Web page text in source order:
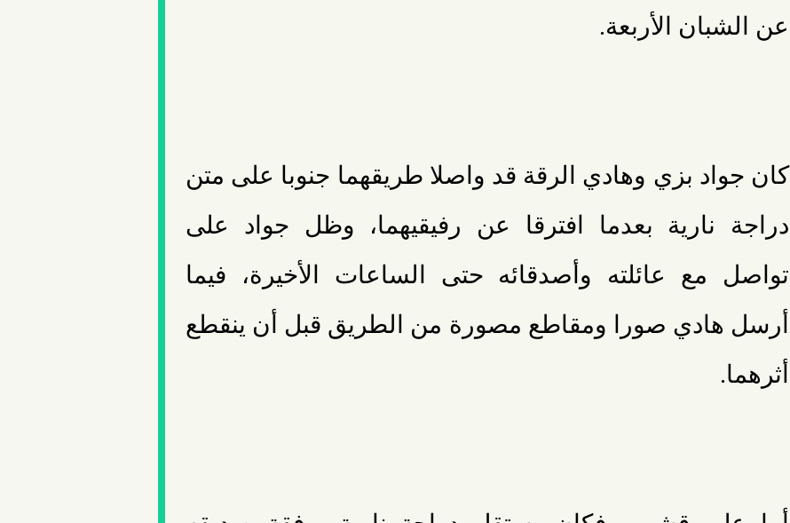
عن الشبان الأربعة.
كان جواد بزي وهادي الرقة قد واصلا طريقهما جنوبا على متن
دراجة نارية بعدما افترقا عن رفيقيهما، وظل جواد على
تواصل مع عائلته وأصدقائه حتى الساعات الأخيرة، فيما
أرسل هادي صورا ومقاطع مصورة من الطريق قبل أن ينقطع
أثرهما.